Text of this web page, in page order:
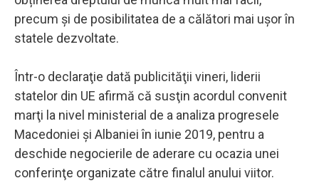
precum și de posibilitatea de a călători mai ușor în
statele dezvoltate.
Într-o declaraţie dată publicităţii vineri, liderii
statelor din UE afirmă că susţin acordul convenit
marţi la nivel ministerial de a analiza progresele
Macedoniei şi Albaniei în iunie 2019, pentru a
deschide negocierile de aderare cu ocazia unei
conferinţe organizate către finalul anului viitor.